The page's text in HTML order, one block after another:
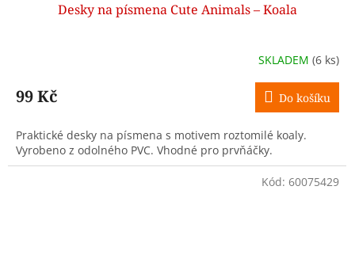
Desky na písmena Cute Animals – Koala
SKLADEM (6 ks)
99 Kč Do košíku
Praktické desky na písmena s motivem roztomilé koaly.
Vyrobeno z odolného PVC. Vhodné pro prvňáčky.
Kód: 60075429